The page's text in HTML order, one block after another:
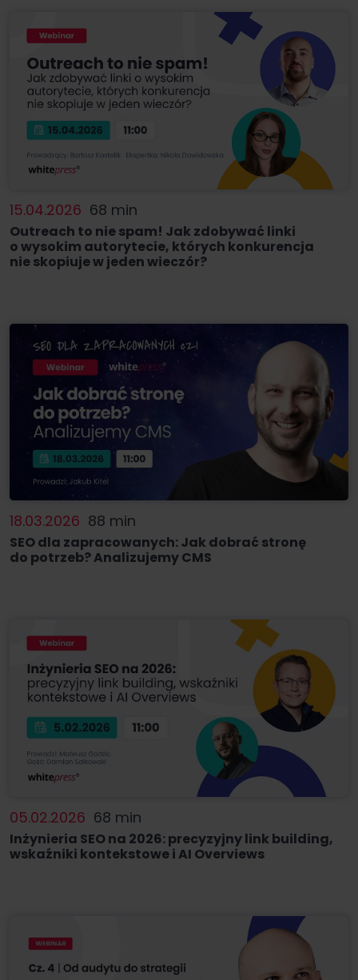
15.04.2026 68 min
Outreach to nie spam! Jak zdobywać linki
o wysokim autorytecie, których konkurencja
nie skopiuje w jeden wieczór?
18.03.2026 88 min
SEO dla zapracowanych: Jak dobrać stronę
do potrzeb? Analizujemy CMS
05.02.2026 68 min
Inżynieria SEO na 2026: precyzyjny link building,
wskaźniki kontekstowe i AI Overviews